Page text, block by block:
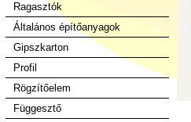
Ragasztók
Általános építőanyagok
Gipszkarton
Profil
Rögzítőelem
Függesztő